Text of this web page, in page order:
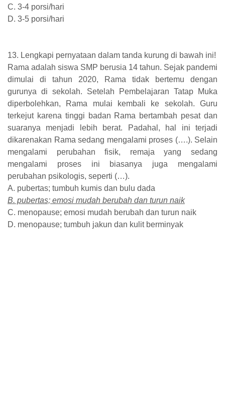
C. 3-4 porsi/hari
D. 3-5 porsi/hari
13. Lengkapi pernyataan dalam tanda kurung di bawah ini!
Rama adalah siswa SMP berusia 14 tahun. Sejak pandemi
dimulai di tahun 2020, Rama tidak bertemu dengan
gurunya di sekolah. Setelah Pembelajaran Tatap Muka
diperbolehkan, Rama mulai kembali ke sekolah. Guru
terkejut karena tinggi badan Rama bertambah pesat dan
suaranya menjadi lebih berat. Padahal, hal ini terjadi
dikarenakan Rama sedang mengalami proses (….). Selain
mengalami perubahan fisik, remaja yang sedang
mengalami proses ini biasanya juga mengalami
perubahan psikologis, seperti (…).
A. pubertas; tumbuh kumis dan bulu dada
B. pubertas; emosi mudah berubah dan turun naik
C. menopause; emosi mudah berubah dan turun naik
D. menopause; tumbuh jakun dan kulit berminyak